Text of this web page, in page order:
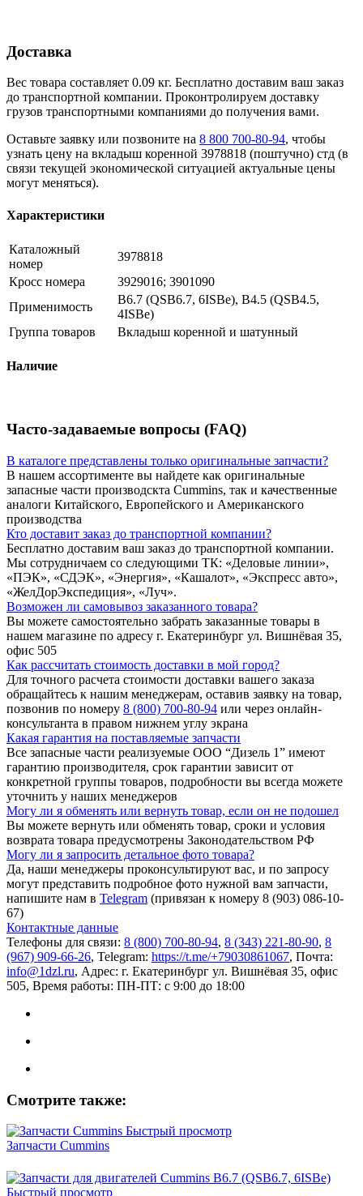
Доставка
Вес товара составляет 0.09 кг. Бесплатно доставим ваш заказ
до транспортной компании. Проконтролируем доставку
грузов транспортными компаниями до получения вами.
Оставьте заявку или позвоните на 8 800 700-80-94, чтобы
узнать цену на вкладыш коренной 3978818 (поштучно) стд (в
связи текущей экономической ситуацией актуальные цены
могут меняться).
Характеристики
Каталожный
номер
3978818
Кросс номера
3929016; 3901090
Применимость
B6.7 (QSB6.7, 6ISBe), B4.5 (QSB4.5,
4ISBe)
Группа товаров
Вкладыш коренной и шатунный
Наличие
Часто-задаваемые вопросы (FAQ)
В каталоге представлены только оригинальные запчасти?
В нашем ассортименте вы найдете как оригинальные
запасные части производскта Cummins, так и качественные
аналоги Китайского, Европейского и Американского
производства
Кто доставит заказ до транспортной компании?
Бесплатно доставим ваш заказ до транспортной компании.
Мы сотрудничаем со следующими ТК: «Деловые линии»,
«ПЭК», «СДЭК», «Энергия», «Кашалот», «Экспресс авто»,
«ЖелДорЭкспедиция», «Луч».
Возможен ли самовывоз заказанного товара?
Вы можете самостоятельно забрать заказанные товары в
нашем магазине по адресу г. Екатеринбург ул. Вишнёвая 35,
офис 505
Как рассчитать стоимость доставки в мой город?
Для точного расчета стоимости доставки вашего заказа
обращайтесь к нашим менеджерам, оставив заявку на товар,
позвонив по номеру 8 (800) 700-80-94 или через онлайн-
консультанта в правом нижнем углу экрана
Какая гарантия на поставляемые запчасти
Все запасные части реализуемые ООО “Дизель 1” имеют
гарантию производителя, срок гарантии зависит от
конкретной группы товаров, подробности вы всегда можете
уточнить у наших менеджеров
Могу ли я обменять или вернуть товар, если он не подошел
Вы можете вернуть или обменять товар, сроки и условия
возврата товара предусмотрены Законодательством РФ
Могу ли я запросить детальное фото товара?
Да, наши менеджеры проконсультируют вас, и по запросу
могут представить подробное фото нужной вам запчасти,
напишите нам в Telegram (привязан к номеру 8 (903) 086-10-
67)
Контактные данные
Телефоны для связи: 8 (800) 700-80-94, 8 (343) 221-80-90, 8
(967) 909-66-26, Telegram: https://t.me/+79030861067, Почта:
info@1dzl.ru, Адрес: г. Екатеринбург ул. Вишнёвая 35, офис
505, Время работы: ПН-ПТ: с 9:00 до 18:00
Смотрите также:
Быстрый просмотр
Запчасти Cummins
Быстрый просмотр